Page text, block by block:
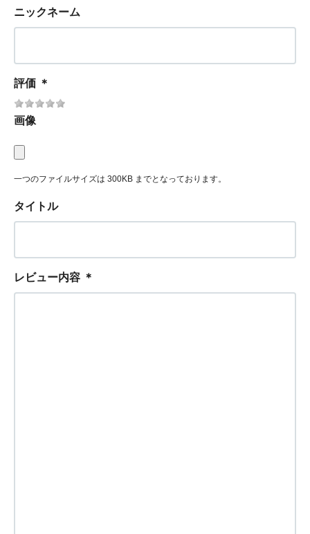
ニックネーム
評価 ＊
画像
一つのファイルサイズは 300KB までとなっております。
タイトル
レビュー内容 ＊